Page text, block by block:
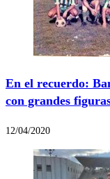
En el recuerdo:
con grandes
12/04/2020